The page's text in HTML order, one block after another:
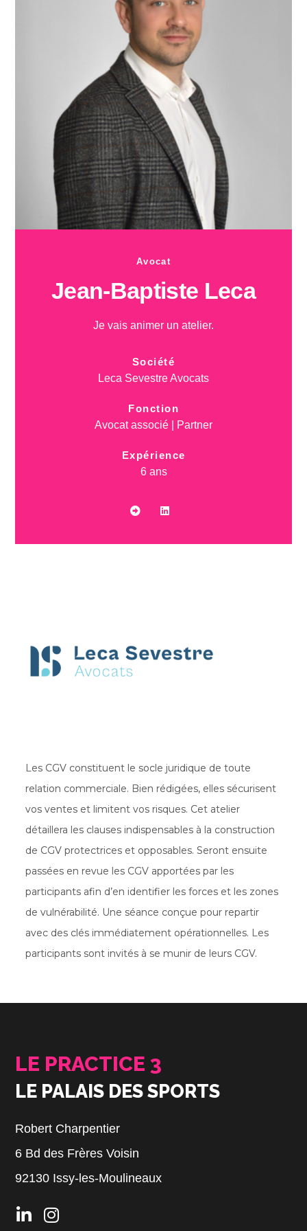
Avocat
Jean-Baptiste Leca
Je vais animer un atelier.
Société
Leca Sevestre Avocats
Fonction
Avocat associé | Partner
Expérience
6 ans
Les CGV constituent le socle juridique de toute
relation commerciale. Bien rédigées, elles sécurisent
vos ventes et limitent vos risques. Cet atelier
détaillera les clauses indispensables à la construction
de CGV protectrices et opposables. Seront ensuite
passées en revue les CGV apportées par les
participants afin d’en identifier les forces et les zones
de vulnérabilité. Une séance conçue pour repartir
avec des clés immédiatement opérationnelles. Les
participants sont invités à se munir de leurs CGV.
LE PRACTICE 3
LE PALAIS DES SPORTS
Robert Charpentier
6 Bd des Frères Voisin
92130 Issy-les-Moulineaux